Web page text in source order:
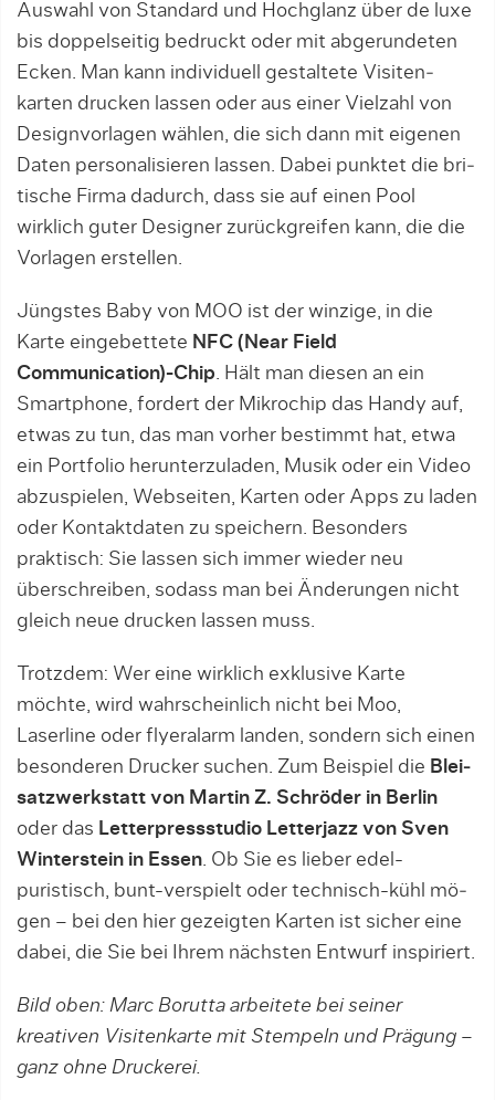
Auswahl von Standard und Hoch­glanz über de luxe
bis doppelseitig bedruckt oder mit abgerundeten
Ecken. Man kann individuell gestaltete Visiten­
karten drucken lassen oder aus einer Viel­zahl von
Designvorlagen wäh­len, die sich dann mit eigenen
Daten per­so­na­lisieren lassen. Dabei punk­tet die bri­
tische Firma dadurch, dass sie auf ei­nen Pool
wirklich guter Designer zu­rück­grei­fen kann, die die
Vorlagen erstellen.
Jüngstes Baby von MOO ist der win­zige, in die
Karte eingebettete NFC (Near Field
Communication)-Chip. Hält man diesen an ein
Smartphone, fordert der Mikrochip das Handy auf,
etwas zu tun, das man vorher bestimmt hat, etwa
ein Portfolio herunterzuladen, Musik oder ein Video
abzuspielen, Webseiten, Karten oder Apps zu laden
oder Kon­taktdaten zu speichern. Besonders
praktisch: Sie lassen sich immer wieder neu
überschreiben, sodass man bei Än­derungen nicht
gleich neu­e drucken las­sen muss.
Trotzdem: Wer eine wirklich exklusive Karte
möchte, wird wahrscheinlich nicht bei Moo,
Laserline oder flyer­alarm landen, sondern sich einen
besonderen Drucker suchen. Zum Beispiel die Blei­
satzwerkstatt von Martin Z. Schröder in Berlin
oder das Letterpressstudio Letterjazz von Sven
Winterstein in Essen. Ob Sie es lieber edel-
puristisch, bunt-verspielt oder technisch-kühl mö­­
gen – bei den hier gezeigten Karten ist sicher eine
dabei, die Sie bei Ihrem nächsten Entwurf inspiriert.
Bild oben: Marc Borutta arbeitete bei seiner
kreativen Visitenkarte mit Stempeln und Prägung –
ganz ohne Druckerei.